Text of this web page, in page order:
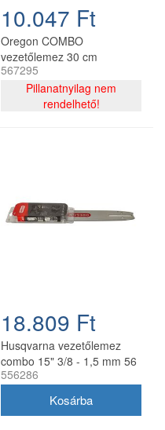
10.047 Ft
Oregon COMBO
vezetőlemez 30 cm
120SDEA074 + 2 db
91P044E lánc 3/8P 1.3 mm
44 szemes
567295
Pillanatnyilag nem
rendelhető!
18.809 Ft
Husqvarna vezetőlemez
combo 15" 3/8 - 1,5 mm 56
szemes 2 db Oregon
556286